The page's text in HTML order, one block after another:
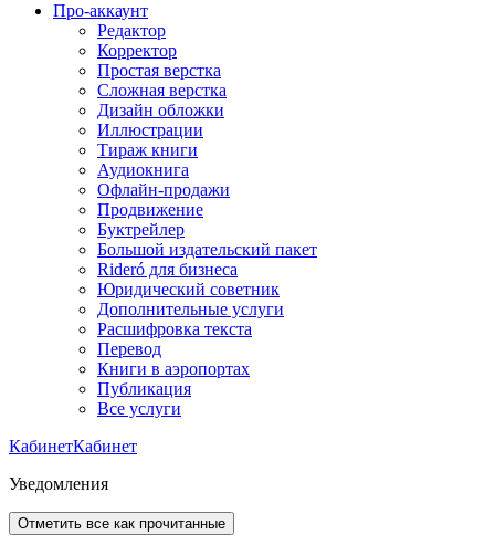
Про-аккаунт
Редактор
Корректор
Простая верстка
Сложная верстка
Дизайн обложки
Иллюстрации
Тираж книги
Аудиокнига
Офлайн-продажи
Продвижение
Буктрейлер
Большой издательский пакет
Rideró для бизнеса
Юридический советник
Дополнительные услуги
Расшифровка текста
Перевод
Книги в аэропортах
Публикация
Все услуги
КабинетКабинет
Уведомления
Отметить все как прочитанные